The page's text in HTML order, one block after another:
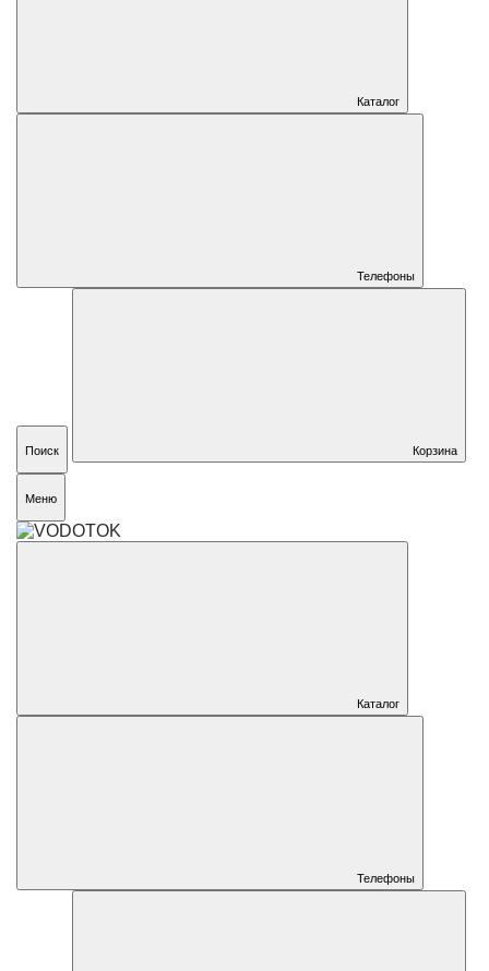
Каталог
Телефоны
Поиск Корзина
Меню
Каталог
Телефоны